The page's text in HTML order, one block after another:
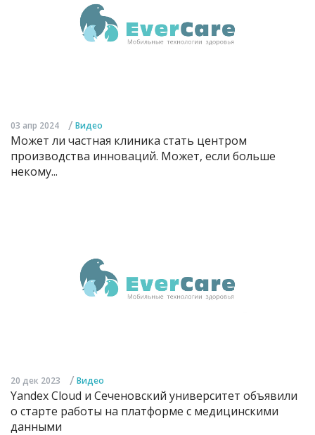
03 апр 2024 / Видео
Может ли частная клиника стать центром
производства инноваций. Может, если больше
некому...
20 дек 2023 / Видео
Yandex Cloud и Сеченовский университет объявили
о старте работы на платформе с медицинскими
данными